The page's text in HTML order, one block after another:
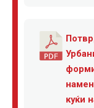
куќи